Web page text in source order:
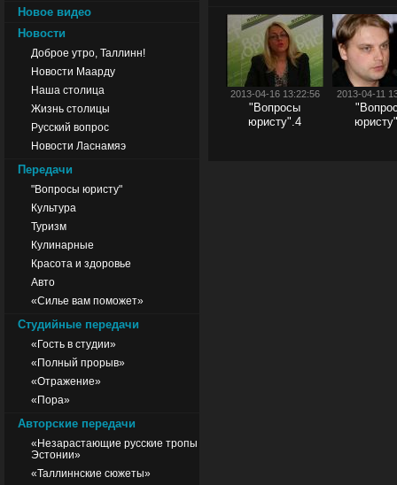
Новое видео
Новости
Доброе утро, Таллинн!
Новости Маарду
Наша столица
Жизнь столицы
Русский вопрос
Новости Ласнамяэ
Передачи
"Вопросы юристу"
Культура
Туризм
Кулинарные
Красота и здоровье
Авто
«Силье вам поможет»
Студийные передачи
«Гость в студии»
«Полный прорыв»
«Отражение»
«Пора»
Авторские передачи
«Незарастающие русские тропы
Эстонии»
«Таллиннские сюжеты»
2013-04-16 13:22:56
"Вопросы
юристу".4
2013-04-11